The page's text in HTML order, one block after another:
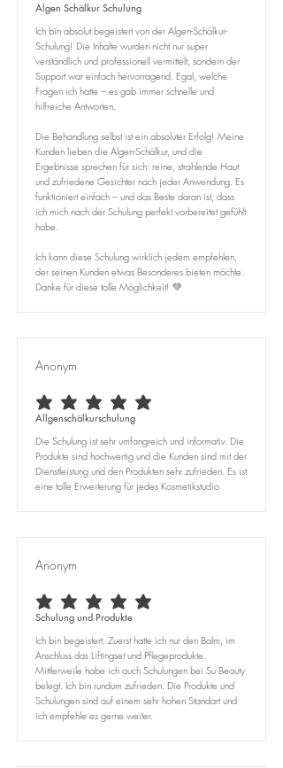
Algen Schälkur Schulung
Ich bin absolut begeistert von der Algen-Schälkur-
Schulung! Die Inhalte wurden nicht nur super
verständlich und professionell vermittelt, sondern der
Support war einfach hervorragend. Egal, welche
Fragen ich hatte – es gab immer schnelle und
hilfreiche Antworten.
Die Behandlung selbst ist ein absoluter Erfolg! Meine
Kunden lieben die Algen-Schälkur, und die
Ergebnisse sprechen für sich: reine, strahlende Haut
und zufriedene Gesichter nach jeder Anwendung. Es
funktioniert einfach – und das Beste daran ist, dass
ich mich nach der Schulung perfekt vorbereitet gefühlt
habe.
Ich kann diese Schulung wirklich jedem empfehlen,
der seinen Kunden etwas Besonderes bieten möchte.
Danke für diese tolle Möglichkeit! 💚
Anonym
average rating is 5 out of 5
Allgenschälkurschulung
Die Schulung ist sehr umfangreich und informativ. Die
Produkte sind hochwertig und die Kunden sind mit der
Dienstleistung und den Produkten sehr zufrieden. Es ist
eine tolle Erweiterung für jedes Kosmetikstudio
Anonym
average rating is 5 out of 5
Schulung und Produkte
Ich bin begeistert. Zuerst hatte ich nur den Balm, im
Anschluss das Liftingset und Pflegeprodukte.
Mittlerweile habe ich auch Schulungen bei Su Beauty
belegt. Ich bin rundum zufrieden. Die Produkte und
Schulungen sind auf einem sehr hohen Standart und
ich empfehle es gerne weiter.